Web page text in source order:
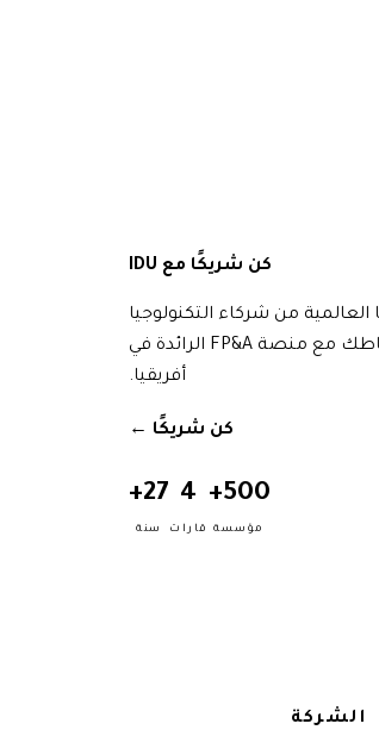
كن شريكًا مع IDU
من شركاء التكنولوجيا
والتنفيذ. وسّع نشاطك مع منصة FP&A الرائدة في
أفريقيا.
كن شريكًا →
500+
مؤسسة
4
قارات
27+
سنة
الشركة